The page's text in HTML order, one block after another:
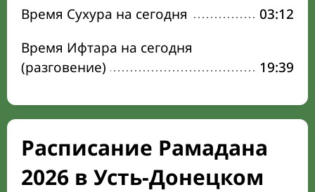
Время Сухура на сегодня
03:12
Время Ифтара на сегодня
(разговение)
19:39
Расписание Рамадана
2026 в Усть-Донецком